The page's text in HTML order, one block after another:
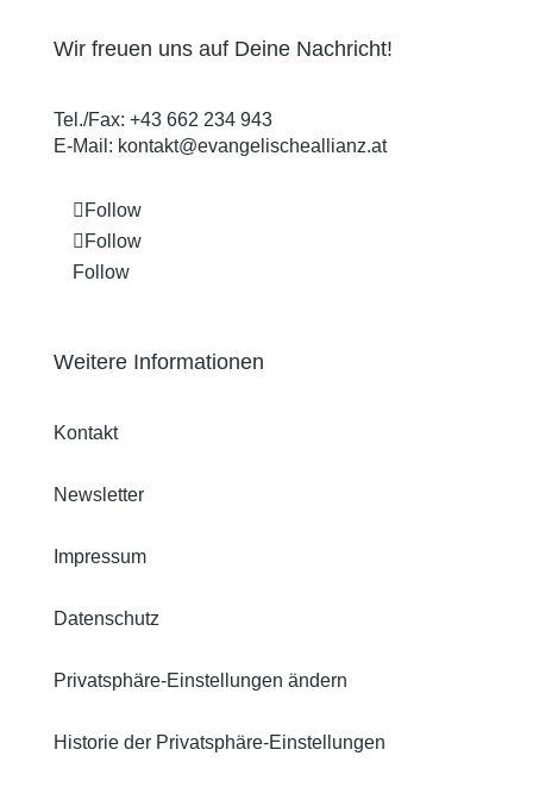
Wir freuen uns auf Deine Nachricht!
Tel./Fax: +43 662 234 943
E-Mail: kontakt@evangelischeallianz.at
Follow
Follow
Follow
Weitere Informationen
Kontakt
Newsletter
Impressum
Datenschutz
Privatsphäre-Einstellungen ändern
Historie der Privatsphäre-Einstellungen